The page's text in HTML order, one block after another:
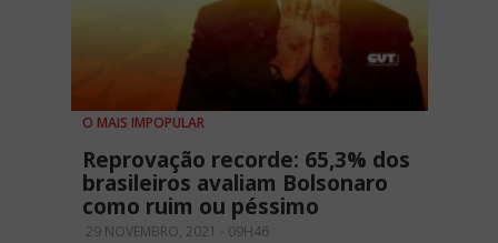
O MAIS IMPOPULAR
Reprovação recorde: 65,3% dos
brasileiros avaliam Bolsonaro
como ruim ou péssimo
29 NOVEMBRO, 2021 - 09H46